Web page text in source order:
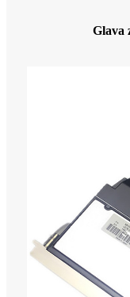
Glava